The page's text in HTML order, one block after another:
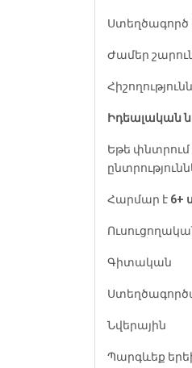
Ստեղծագործ
Ժամեր
Իդեալական
Եթե փնտրում
Հարմար է 6+
Գիտական
Նվերային
Պարգևեք